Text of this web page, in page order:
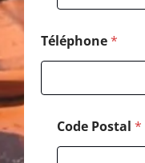
Téléphone*
Code Postal *